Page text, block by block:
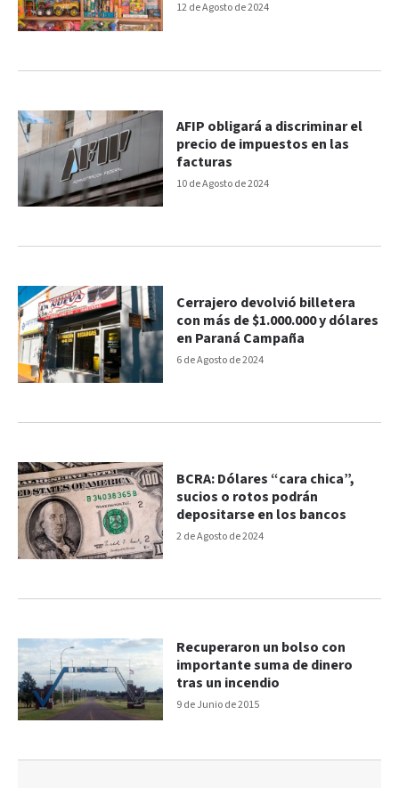
12 de Agosto de 2024
10 de Agosto de 2024
AFIP obligará a discriminar el
precio de impuestos en las
facturas
6 de Agosto de 2024
Cerrajero devolvió billetera
con más de $1.000.000 y dólares
en Paraná Campaña
2 de Agosto de 2024
BCRA: Dólares “cara chica”,
sucios o rotos podrán
depositarse en los bancos
9 de Junio de 2015
Recuperaron un bolso con
importante suma de dinero
tras un incendio